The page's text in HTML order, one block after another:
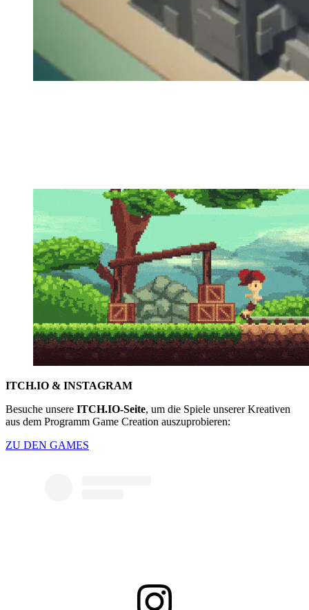
ITCH.IO & INSTAGRAM
Besuche unsere ITCH.IO-Seite, um die Spiele unserer Kreativen
aus dem Programm Game Creation auszuprobieren:
ZU DEN GAMES